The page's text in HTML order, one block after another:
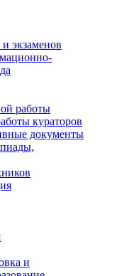
экзаменов
работы
кураторов
документы
и